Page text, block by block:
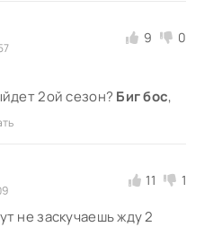
9 0
2ой сезон? Биг бос,
11 1
не заскучаешь жду 2